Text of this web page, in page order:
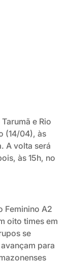
e Rio
(14/04), às
A volta será
às 15h, no
Feminino A2
oito times em
se
para